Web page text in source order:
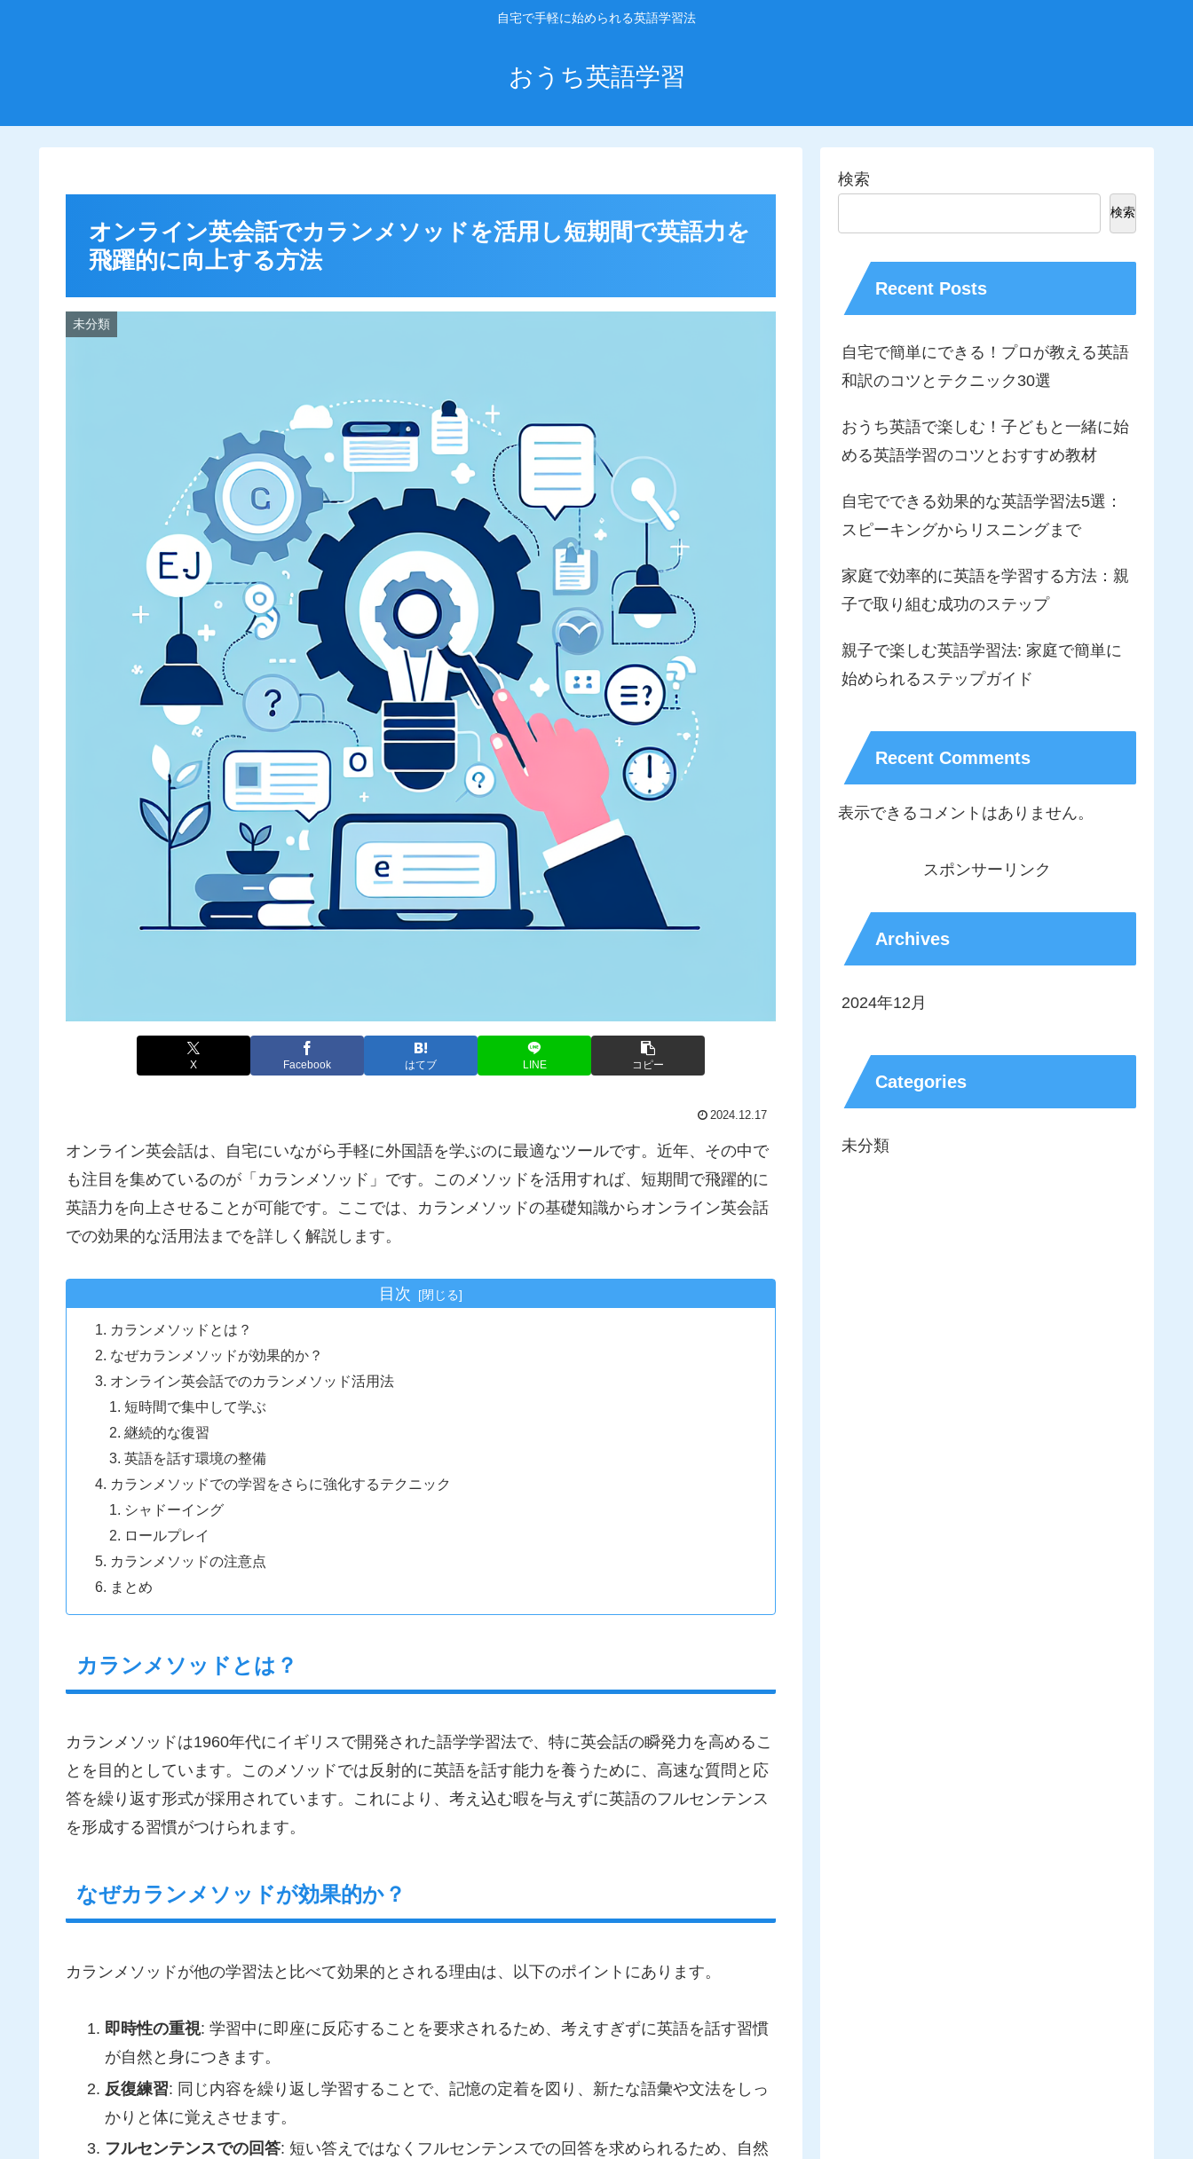
自宅で手軽に始められる英語学習法
おうち英語学習
オンライン英会話でカランメソッドを活用し短期間で英語力を
飛躍的に向上する方法
未分類
X Facebook はてブ LINE コピー
2024.12.17
オンライン英会話は、自宅にいながら手軽に外国語を学ぶのに最適なツールです。近年、その中で
も注目を集めているのが「カランメソッド」です。このメソッドを活用すれば、短期間で飛躍的に
英語力を向上させることが可能です。ここでは、カランメソッドの基礎知識からオンライン英会話
での効果的な活用法までを詳しく解説します。
目次
カランメソッドとは？
なぜカランメソッドが効果的か？
オンライン英会話でのカランメソッド活用法
短時間で集中して学ぶ
継続的な復習
英語を話す環境の整備
カランメソッドでの学習をさらに強化するテクニック
シャドーイング
ロールプレイ
カランメソッドの注意点
まとめ
カランメソッドとは？
カランメソッドは1960年代にイギリスで開発された語学学習法で、特に英会話の瞬発力を高めるこ
とを目的としています。このメソッドでは反射的に英語を話す能力を養うために、高速な質問と応
答を繰り返す形式が採用されています。これにより、考え込む暇を与えずに英語のフルセンテンス
を形成する習慣がつけられます。
なぜカランメソッドが効果的か？
カランメソッドが他の学習法と比べて効果的とされる理由は、以下のポイントにあります。
即時性の重視: 学習中に即座に反応することを要求されるため、考えすぎずに英語を話す習慣
が自然と身につきます。
反復練習: 同じ内容を繰り返し学習することで、記憶の定着を図り、新たな語彙や文法をしっ
かりと体に覚えさせます。
フルセンテンスでの回答: 短い答えではなくフルセンテンスでの回答を求められるため、自然
検索
検索
Recent Posts
自宅で簡単にできる！プロが教える英語
和訳のコツとテクニック30選
おうち英語で楽しむ！子どもと一緒に始
める英語学習のコツとおすすめ教材
自宅でできる効果的な英語学習法5選：
スピーキングからリスニングまで
家庭で効率的に英語を学習する方法：親
子で取り組む成功のステップ
親子で楽しむ英語学習法: 家庭で簡単に
始められるステップガイド
Recent Comments
表示できるコメントはありません。
スポンサーリンク
Archives
2024年12月
Categories
未分類